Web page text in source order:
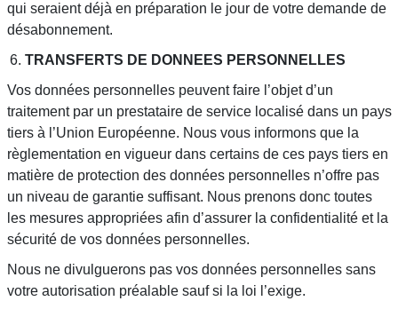
qui seraient déjà en préparation le jour de votre demande de
désabonnement.
TRANSFERTS DE DONNEES PERSONNELLES
Vos données personnelles peuvent faire l’objet d’un
traitement par un prestataire de service localisé dans un pays
tiers à l’Union Européenne. Nous vous informons que la
règlementation en vigueur dans certains de ces pays tiers en
matière de protection des données personnelles n’offre pas
un niveau de garantie suffisant. Nous prenons donc toutes
les mesures appropriées afin d’assurer la confidentialité et la
sécurité de vos données personnelles.
Nous ne divulguerons pas vos données personnelles sans
votre autorisation préalable sauf si la loi l’exige.